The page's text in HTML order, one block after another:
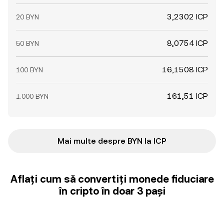
20 BYN 3,2302 ICP
50 BYN 8,0754 ICP
100 BYN 16,1508 ICP
1.000 BYN 161,51 ICP
Mai multe despre BYN la ICP
Aflați cum să convertiți monede fiduciare
în cripto în doar 3 pași